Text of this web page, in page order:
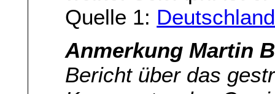
Quelle 1:
Anmerkung Martin
Bericht über das